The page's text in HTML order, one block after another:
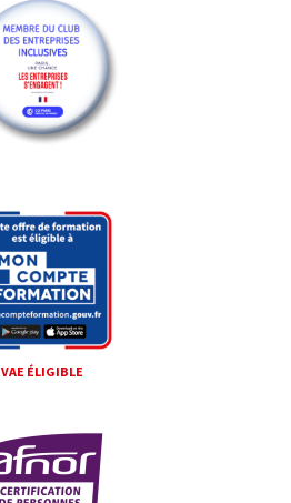
VAE ÉLIGIBLE